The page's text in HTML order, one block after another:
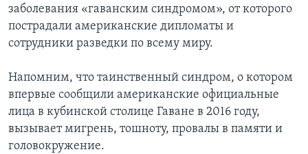
заболевания «гаванским синдромом», от которого
пострадали американские дипломаты и
сотрудники разведки по всему миру.
Напомним, что таинственный синдром, о котором
впервые сообщили американские официальные
лица в кубинской столице Гаване в 2016 году,
вызывает мигрень, тошноту, провалы в памяти и
головокружение.